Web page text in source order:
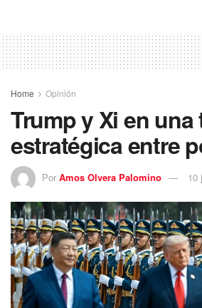
Home Opinión
Trump y Xi en una
estratégica entre
Por Amos Olvera Palomino 10